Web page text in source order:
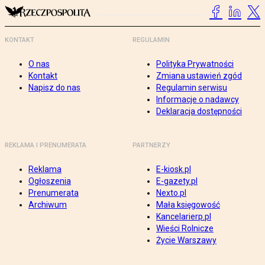
KONTAKT
O nas
Kontakt
Napisz do nas
REGULAMIN
Polityka Prywatności
Zmiana ustawień zgód
Regulamin serwisu
Informacje o nadawcy
Deklaracja dostępności
REKLAMA I PRENUMERATA
Reklama
Ogłoszenia
Prenumerata
Archiwum
PARTNERZY
E-kiosk.pl
E-gazety.pl
Nexto.pl
Mała księgowość
Kancelarierp.pl
Wieści Rolnicze
Życie Warszawy